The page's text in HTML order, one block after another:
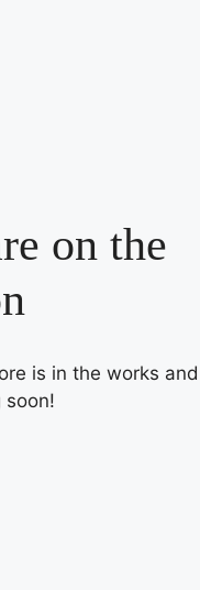
on the
is in the works and
soon!